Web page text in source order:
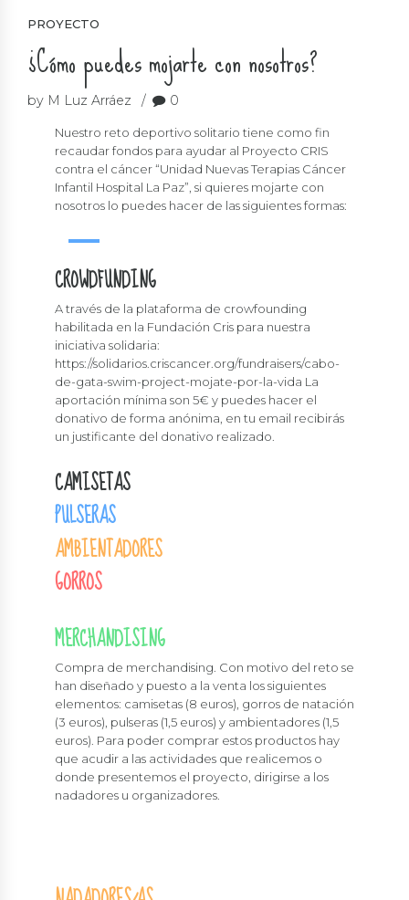
PROYECTO
¿Cómo puedes mojarte con nosotros?
by M Luz Arráez 0
Nuestro reto deportivo solitario tiene como fin
recaudar fondos para ayudar al Proyecto CRIS
contra el cáncer “Unidad Nuevas Terapias Cáncer
Infantil Hospital La Paz”, si quieres mojarte con
nosotros lo puedes hacer de las siguientes formas:
Donar
CROWDFUNDING
A través de la plataforma de crowfounding
habilitada en la Fundación Cris para nuestra
iniciativa solidaria:
https://solidarios.criscancer.org/fundraisers/cabo-
de-gata-swim-project-mojate-por-la-vida La
aportación mínima son 5€ y puedes hacer el
donativo de forma anónima, en tu email recibirás
un justificante del donativo realizado.
CAMISETAS
PULSERAS
AMBIENTADORES
GORROS
MERCHANDISING
Compra de merchandising. Con motivo del reto se
han diseñado y puesto a la venta los siguientes
elementos: camisetas (8 euros), gorros de natación
(3 euros), pulseras (1,5 euros) y ambientadores (1,5
euros). Para poder comprar estos productos hay
que acudir a las actividades que realicemos o
donde presentemos el proyecto, dirigirse a los
nadadores u organizadores.